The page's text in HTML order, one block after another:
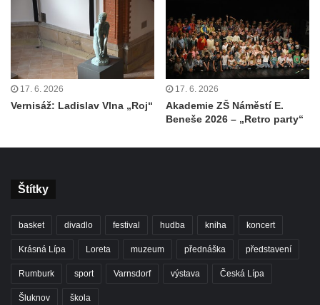
17. 6. 2026
Vernisáž: Ladislav Vlna „Roj“
17. 6. 2026
Akademie ZŠ Náměstí E.
Beneše 2026 – „Retro party“
Štítky
basket divadlo festival hudba kniha koncert
Krásná Lípa Loreta muzeum přednáška představení
Rumburk sport Varnsdorf výstava Česká Lípa
Šluknov škola